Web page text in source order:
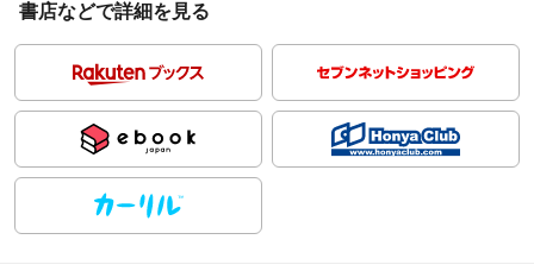
書店などで詳細を見る